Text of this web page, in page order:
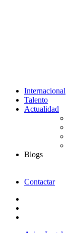
Internacional
Talento
Actualidad
Blogs
Contactar